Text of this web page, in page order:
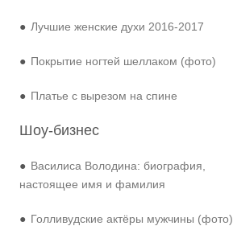
● Лучшие женские духи 2016-2017
● Покрытие ногтей шеллаком (фото)
● Платье с вырезом на спине
Шоу-бизнес
● Василиса Володина: биография,
настоящее имя и фамилия
● Голливудские актёры мужчины (фото)